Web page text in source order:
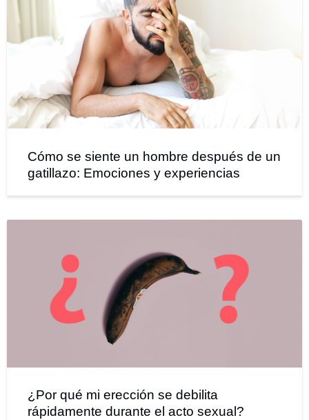
Cómo se siente un hombre después de un
gatillazo: Emociones y experiencias
¿Por qué mi erección se debilita
rápidamente durante el acto sexual?